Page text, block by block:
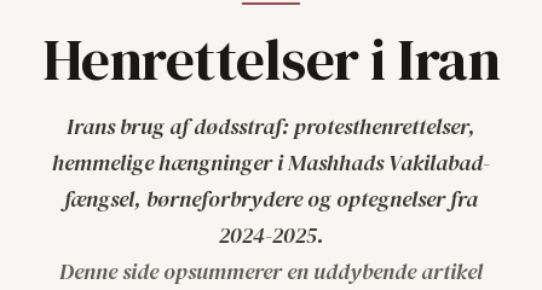
Henrettelser i Iran
Irans brug af dødsstraf: protesthenrettelser,
hemmelige hængninger i Mashhads Vakilabad-
fængsel, børneforbrydere og optegnelser fra
2024-2025.
Denne side opsummerer en uddybende artikel